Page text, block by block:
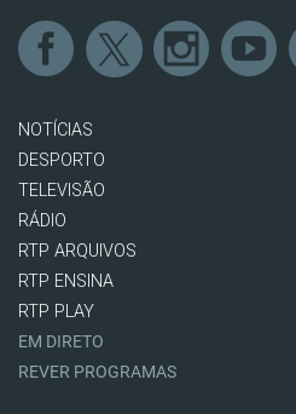
NOTÍCIAS
DESPORTO
TELEVISÃO
RÁDIO
RTP ARQUIVOS
RTP ENSINA
RTP PLAY
EM DIRETO
REVER PROGRAMAS